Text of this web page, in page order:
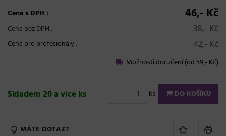
Cena s DPH : 46,- Kč
Cena bez DPH : 38,- Kč
Cena pro profesionály: 42,- Kč
Možnosti doručení (od 59,- Kč)
Skladem 20 a více ks ks DO KOŠÍKU
MÁTE DOTAZ?